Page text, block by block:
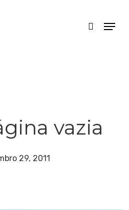
search
Menu
vazia
29, 2011